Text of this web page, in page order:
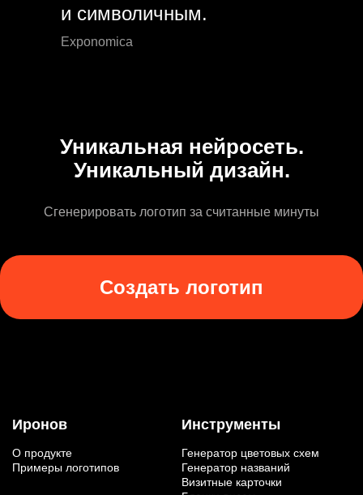
и символичным.
Exponomica
Уникальная нейросеть.
Уникальный дизайн.
Сгенерировать логотип за считанные минуты
Создать логотип
Иронов
О продукте
Примеры логотипов
Инструменты
Генератор цветовых схем
Генератор названий
Визитные карточки